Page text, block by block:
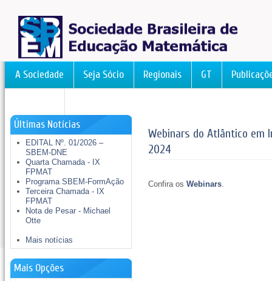
A Sociedade Seja Sócio Regionais GT
Últimas Notícias
EDITAL Nº. 01/2026 –
SBEM-DNE
Quarta Chamada - IX
FPMAT
Programa SBEM-FormAção
Terceira Chamada - IX
FPMAT
Nota de Pesar - Michael
Otte
Mais notícias
Mais Opções
Webinars do Atlântico em
2024
Confira osWebinars.